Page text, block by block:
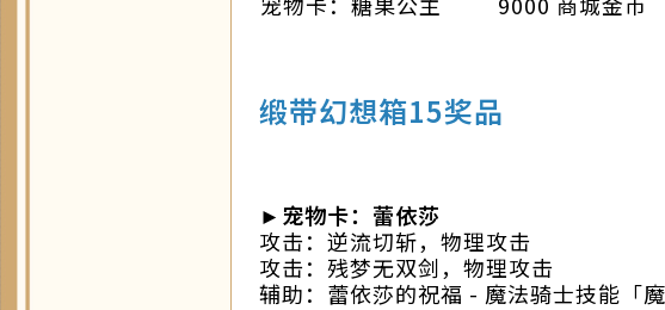
缎带幻想箱15奖品
►宠物卡：蕾依莎
攻击：逆流切斩，物理攻击
攻击：残梦无双剑，物理攻击
辅助：蕾依莎的祝福 - 魔法骑士技能「